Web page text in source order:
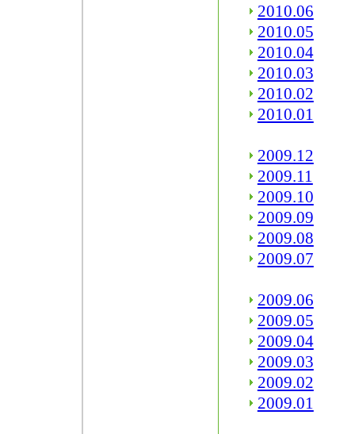
2010.06
2010.05
2010.04
2010.03
2010.02
2010.01
2009.12
2009.11
2009.10
2009.09
2009.08
2009.07
2009.06
2009.05
2009.04
2009.03
2009.02
2009.01